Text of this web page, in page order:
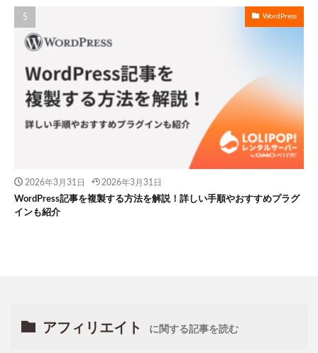
WordPress
2026年3月31日 2026年3月31日
WordPress記事を複製する方法を解説！詳しい手順やおすすめプラグ
インも紹介
アフィリエイト に関する記事を読む